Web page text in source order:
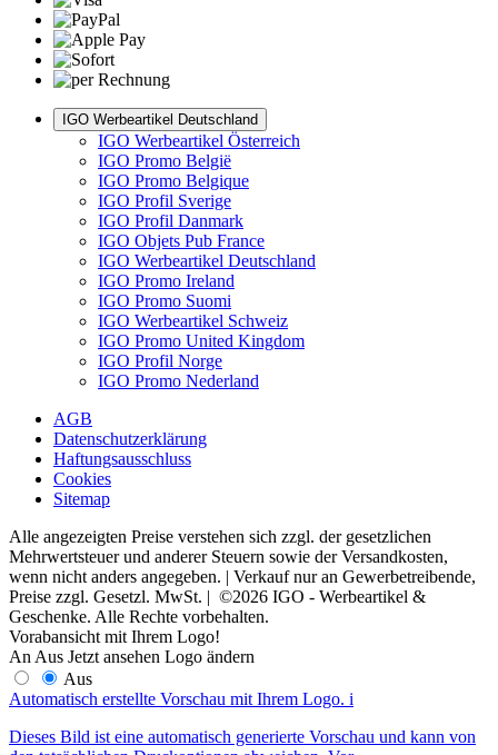
IGO Werbeartikel Deutschland
IGO Werbeartikel Österreich
IGO Promo België
IGO Promo Belgique
IGO Profil Sverige
IGO Profil Danmark
IGO Objets Pub France
IGO Werbeartikel Deutschland
IGO Promo Ireland
IGO Promo Suomi
IGO Werbeartikel Schweiz
IGO Promo United Kingdom
IGO Profil Norge
IGO Promo Nederland
AGB
Datenschutzerklärung
Haftungsausschluss
Cookies
Sitemap
Alle angezeigten Preise verstehen sich zzgl. der gesetzlichen
Mehrwertsteuer und anderer Steuern sowie der Versandkosten,
wenn nicht anders angegeben. | Verkauf nur an Gewerbetreibende,
Preise zzgl. Gesetzl. MwSt. | ©2026 IGO - Werbeartikel &
Geschenke. Alle Rechte vorbehalten.
Vorabansicht mit Ihrem Logo!
An Aus Jetzt ansehen Logo ändern
Aus
Automatisch erstellte Vorschau mit Ihrem Logo. i
Dieses Bild ist eine automatisch generierte Vorschau und kann von